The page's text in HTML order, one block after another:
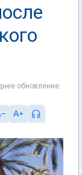
обновление: